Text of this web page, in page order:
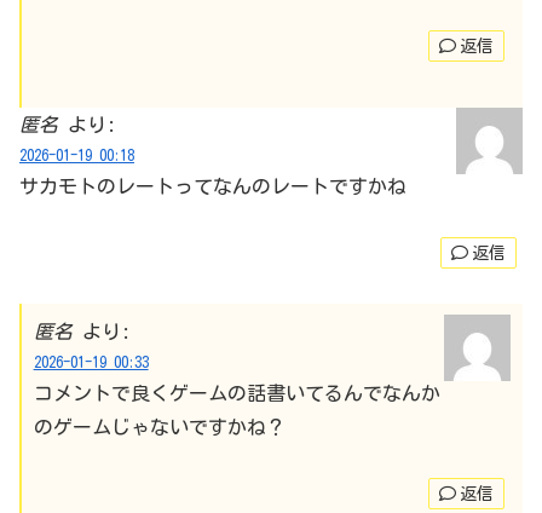
返信
匿名 より:
2026-01-19 00:18
サカモトのレートってなんのレートですかね
返信
匿名 より:
2026-01-19 00:33
コメントで良くゲームの話書いてるんでなんか
のゲームじゃないですかね？
返信